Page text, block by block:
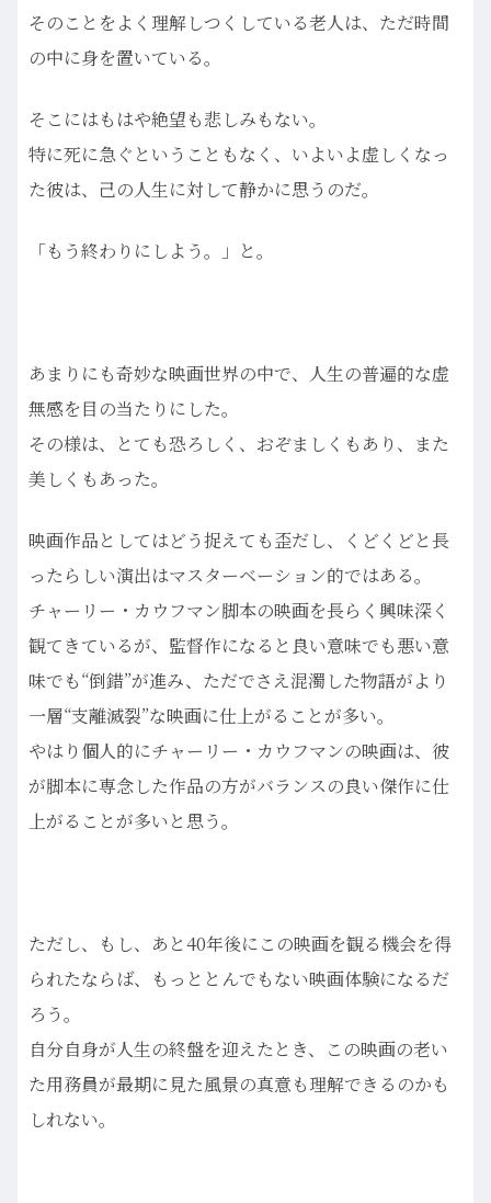
そのことをよく理解しつくしている老人は、ただ時間
の中に身を置いている。
そこにはもはや絶望も悲しみもない。
特に死に急ぐということもなく、いよいよ虚しくなっ
た彼は、己の人生に対して静かに思うのだ。
「もう終わりにしよう。」と。
あまりにも奇妙な映画世界の中で、人生の普遍的な虚
無感を目の当たりにした。
その様は、とても恐ろしく、おぞましくもあり、また
美しくもあった。
映画作品としてはどう捉えても歪だし、くどくどと長
ったらしい演出はマスターベーション的ではある。
チャーリー・カウフマン脚本の映画を長らく興味深く
観てきているが、監督作になると良い意味でも悪い意
味でも“倒錯”が進み、ただでさえ混濁した物語がより
一層“支離滅裂”な映画に仕上がることが多い。
やはり個人的にチャーリー・カウフマンの映画は、彼
が脚本に専念した作品の方がバランスの良い傑作に仕
上がることが多いと思う。
ただし、もし、あと40年後にこの映画を観る機会を得
られたならば、もっととんでもない映画体験になるだ
ろう。
自分自身が人生の終盤を迎えたとき、この映画の老い
た用務員が最期に見た風景の真意も理解できるのかも
しれない。